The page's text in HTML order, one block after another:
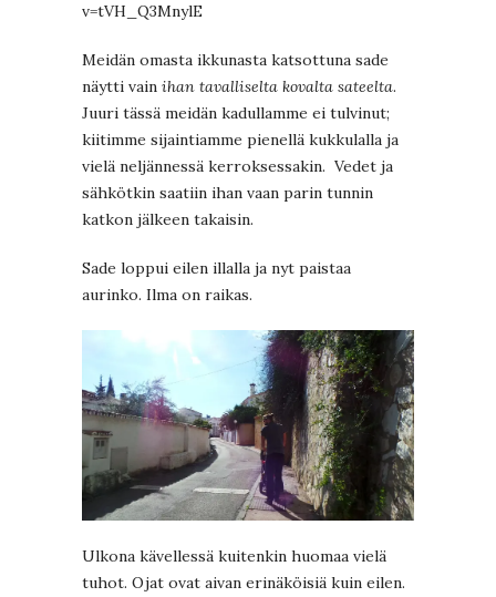
v=tVH_Q3MnylE
Meidän omasta ikkunasta katsottuna sade
näytti vain ihan tavalliselta kovalta sateelta.
Juuri tässä meidän kadullamme ei tulvinut;
kiitimme sijaintiamme pienellä kukkulalla ja
vielä neljännessä kerroksessakin. Vedet ja
sähkötkin saatiin ihan vaan parin tunnin
katkon jälkeen takaisin.
Sade loppui eilen illalla ja nyt paistaa
aurinko. Ilma on raikas.
Ulkona kävellessä kuitenkin huomaa vielä
tuhot. Ojat ovat aivan erinäköisiä kuin eilen.